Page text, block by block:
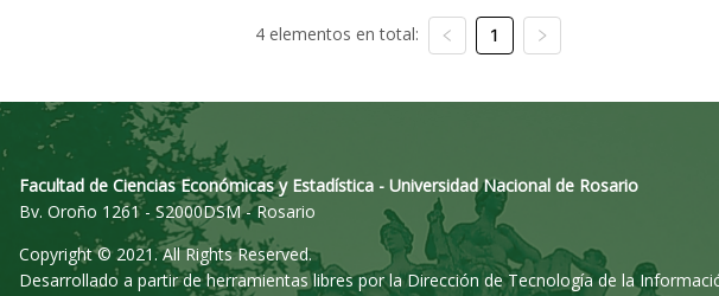
4 elementos en total: 1
Facultad de Ciencias Económicas y Estadística - Universidad Nacional de Rosario
Bv. Oroño 1261 - S2000DSM - Rosario
Copyright © 2021. All Rights Reserved.
Desarrollado a partir de herramientas libres por la Dirección de Tecnología de la